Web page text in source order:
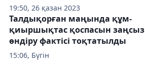
19:50, 26 қазан 2023
15:06, Бүгін
Талдықорған маңында құм-
қиыршықтас қоспасын заңсыз
өндіру фактісі тоқтатылды